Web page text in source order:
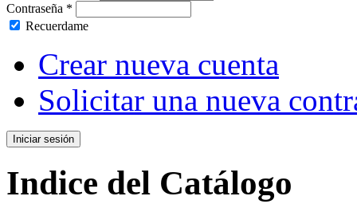
Contraseña *
Recuerdame
Crear nueva cuenta
Solicitar una nueva
Indice del Catálogo